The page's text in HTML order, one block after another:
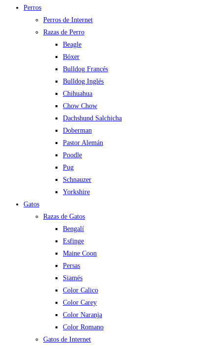
Perros
Perros de Internet
Razas de Perro
Beagle
Bóxer
Bulldog Francés
Bulldog Inglés
Chihuahua
Chow Chow
Dachshund Salchicha
Doberman
Pastor Alemán
Poodle
Pug
Schnauzer
Yorkshire
Gatos
Razas de Gatos
Bengalí
Esfinge
Maine Coon
Persas
Siamés
Color Calico
Color Carey
Color Naranja
Color Romano
Gatos de Internet